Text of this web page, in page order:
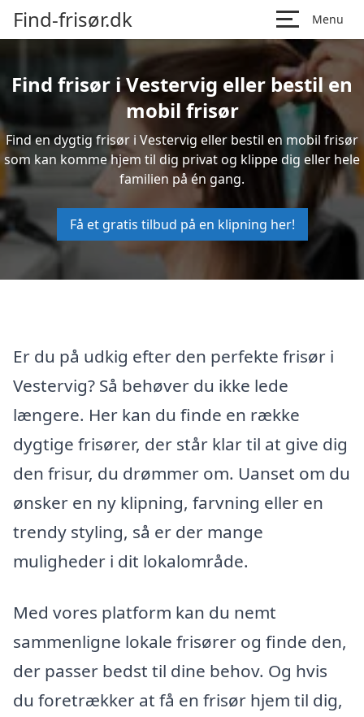
Find-frisør.dk Menu
Find frisør i Vestervig eller bestil en
mobil frisør
Find en dygtig frisør i Vestervig eller bestil en mobil frisør
som kan komme hjem til dig privat og klippe dig eller hele
familien på én gang.
Få et gratis tilbud på en klipning her!
Er du på udkig efter den perfekte frisør i
Vestervig? Så behøver du ikke lede
længere. Her kan du finde en række
dygtige frisører, der står klar til at give dig
den frisur, du drømmer om. Uanset om du
ønsker en ny klipning, farvning eller en
trendy styling, så er der mange
muligheder i dit lokalområde.
Med vores platform kan du nemt
sammenligne lokale frisører og finde den,
der passer bedst til dine behov. Og hvis
du foretrækker at få en frisør hjem til dig,